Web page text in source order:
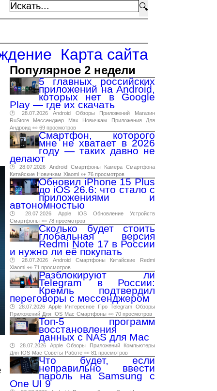
🔍
Карта сайта
Популярное 2 недели
5 главных российских
приложений на Android,
которых нет в Google
Play — где их скачать
🕑 28.07.2026 Android Обзоры Приложений
Магазин
RuStore
Мессенджер Max Новичкам Приложения
Для
Андроид 👀 69 просмотров
Смартфон, которого
мне не хватает в 2026
году — таких давно не
делают
🕑 28.07.2026 Android Смартфоны Камера Смартфона
Китайские Новичкам Xiaomi 👀 76 просмотров
Обновил iPhone 15 Plus
до iOS 26.6: что стало с
приложениями и
автономностью
🕑 28.07.2026 Apple IOS Обновление
Устройств
Смартфоны 👀 78 просмотров
Сколько будет стоить
глобальная версия
Redmi Note 17 в России
и нужно ли её покупать
🕑 28.07.2026 Android Смартфоны Китайские
Redmi
Xiaomi 👀 71 просмотров
Разблокируют ли
Telegram в России:
Кремль подтвердил
переговоры с мессенджером
🕑 28.07.2026 Apple Интересное Про Telegram Обзоры
Приложений Для IOS Mac Смартфоны 👀 70 просмотров
Топ-5 программ
восстановления
данных с NAS для Mac
🕑 28.07.2026 Apple Обзоры Приложений
Компьютеры
Для IOS Mac Советы Работе 👀 81 просмотров
Что будет, если
неправильно ввести
пароль на Samsung с
One UI 9